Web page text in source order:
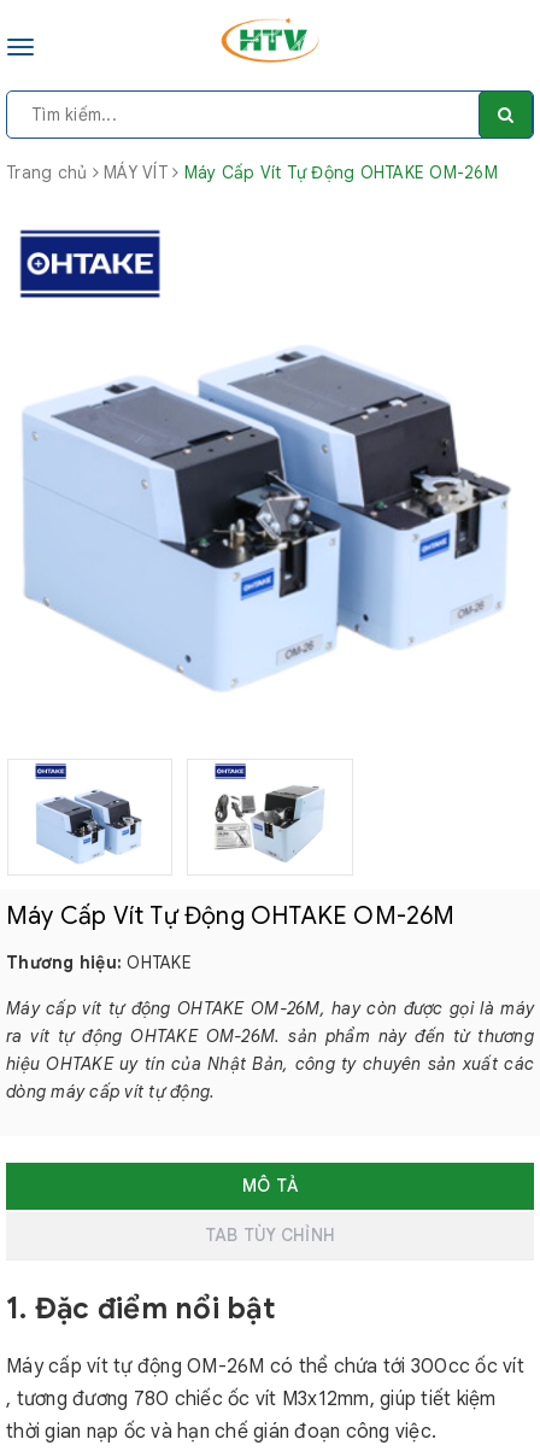
Toggle
Trang chủ MÁY VÍT Máy Cấp Vít Tự Động OHTAKE OM-26M
Máy Cấp Vít Tự Động OHTAKE OM-26M
Thương hiệu: OHTAKE
Máy cấp vít tự động OHTAKE OM-26M, hay còn được gọi là máy
ra vít tự động OHTAKE OM-26M. sản phẩm này đến từ thương
hiệu OHTAKE uy tín của Nhật Bản, công ty chuyên sản xuất các
dòng máy cấp vít tự động.
MÔ TẢ
TAB TÙY CHỈNH
1. Đặc điểm nổi bật
Máy cấp vít tự động OM-26M có thể chứa tới 300cc ốc vít
, tương đương 780 chiếc ốc vít M3x12mm, giúp tiết kiệm
thời gian nạp ốc và hạn chế gián đoạn công việc.